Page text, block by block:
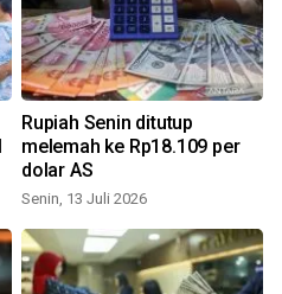
Rupiah Senin ditutup
melemah ke Rp18.109 per
dolar AS
Senin, 13 Juli 2026